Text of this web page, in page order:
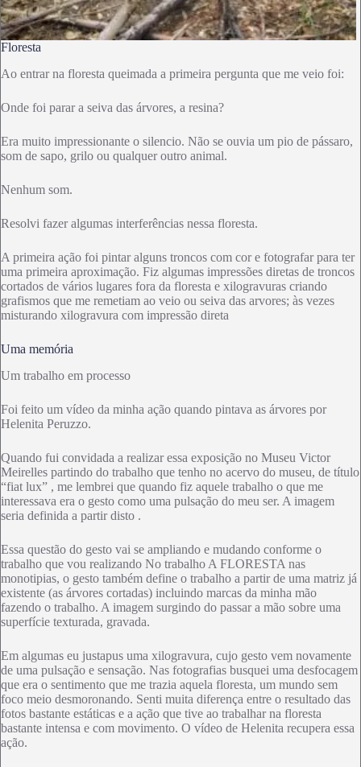
Floresta
Ao entrar na floresta queimada a primeira pergunta que me veio foi:
Onde foi parar a seiva das árvores, a resina?
Era muito impressionante o silencio. Não se ouvia um pio de pássaro,
som de sapo, grilo ou qualquer outro animal.
Nenhum som.
Resolvi fazer algumas interferências nessa floresta.
A primeira ação foi pintar alguns troncos com cor e fotografar para ter
uma primeira aproximação. Fiz algumas impressões diretas de troncos
cortados de vários lugares fora da floresta e xilogravuras criando
grafismos que me remetiam ao veio ou seiva das arvores; às vezes
misturando xilogravura com impressão direta
Uma memória
Um trabalho em processo
Foi feito um vídeo da minha ação quando pintava as árvores por
Helenita Peruzzo.
Quando fui convidada a realizar essa exposição no Museu Victor
Meirelles partindo do trabalho que tenho no acervo do museu, de título
“fiat lux” , me lembrei que quando fiz aquele trabalho o que me
interessava era o gesto como uma pulsação do meu ser. A imagem
seria definida a partir disto .
Essa questão do gesto vai se ampliando e mudando conforme o
trabalho que vou realizando No trabalho A FLORESTA nas
monotipias, o gesto também define o trabalho a partir de uma matriz já
existente (as árvores cortadas) incluindo marcas da minha mão
fazendo o trabalho. A imagem surgindo do passar a mão sobre uma
superfície texturada, gravada.
Em algumas eu justapus uma xilogravura, cujo gesto vem novamente
de uma pulsação e sensação. Nas fotografias busquei uma desfocagem
que era o sentimento que me trazia aquela floresta, um mundo sem
foco meio desmoronando. Senti muita diferença entre o resultado das
fotos bastante estáticas e a ação que tive ao trabalhar na floresta
bastante intensa e com movimento. O vídeo de Helenita recupera essa
ação.